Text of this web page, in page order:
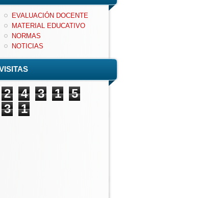
EVALUACIÓN DOCENTE
MATERIAL EDUCATIVO
NORMAS
NOTICIAS
2 4 3 1
5
3
1